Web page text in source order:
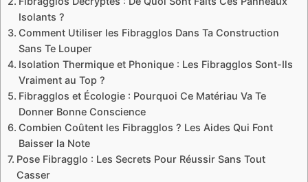
n
u
Isolants ?
Comment Utiliser les Fibragglos Dans Ta Construction
Sans Te Louper
Isolation Thermique et Phonique : Les Fibragglos Sont-Ils
Vraiment au Top ?
Fibragglos et Écologie : Pourquoi Ce Matériau Va Te
Donner Bonne Conscience
Combien Coûtent les Fibragglos ? Les Aides Qui Font
Baisser la Note
Pose Fibragglo : Les Secrets Pour Réussir Sans Tout
Casser